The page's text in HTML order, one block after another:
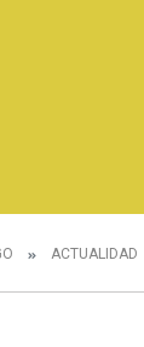
ACTUALIDAD